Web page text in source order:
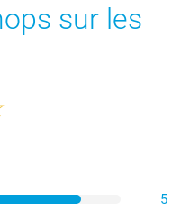
sur les
5